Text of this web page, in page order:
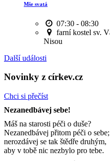
Mše svatá
07:30 - 08:30
farní kostel sv.
Nisou
Další události
Novinky z církev.cz
Chci si přečíst
Nezanedbávej sebe!
Máš na starosti péči o duše?
Nezanedbávej přitom péči o sebe;
nerozdávej se tak štědře druhým,
aby v tobě nic nezbylo pro tebe.